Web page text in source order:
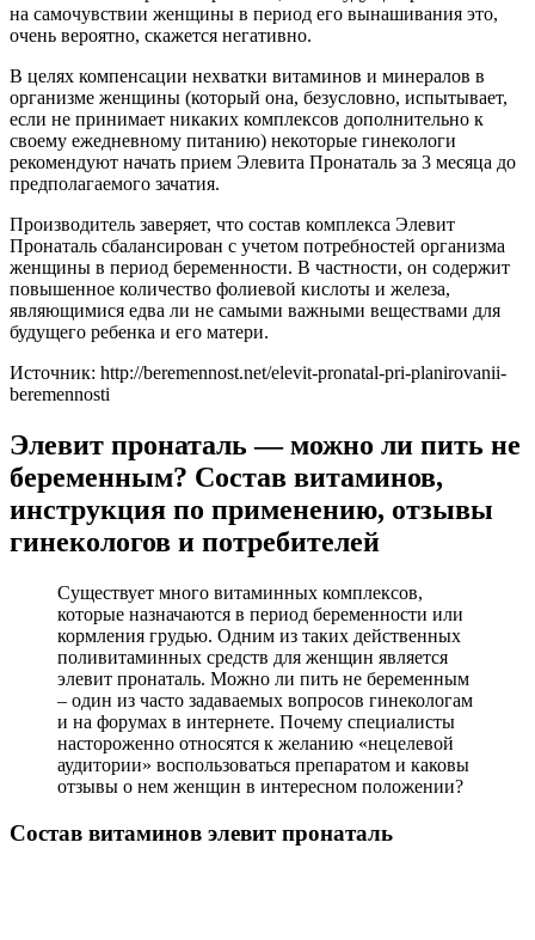
на самочувствии женщины в период его вынашивания это,
очень вероятно, скажется негативно.
В целях компенсации нехватки витаминов и минералов в
организме женщины (который она, безусловно, испытывает,
если не принимает никаких комплексов дополнительно к
своему ежедневному питанию) некоторые гинекологи
рекомендуют начать прием Элевита Пронаталь за 3 месяца до
предполагаемого зачатия.
Производитель заверяет, что состав комплекса Элевит
Пронаталь сбалансирован с учетом потребностей организма
женщины в период беременности. В частности, он содержит
повышенное количество фолиевой кислоты и железа,
являющимися едва ли не самыми важными веществами для
будущего ребенка и его матери.
Источник: http://beremennost.net/elevit-pronatal-pri-planirovanii-
beremennosti
Элевит пронаталь — можно ли пить не
беременным? Состав витаминов,
инструкция по применению, отзывы
гинекологов и потребителей
Существует много витаминных комплексов,
которые назначаются в период беременности или
кормления грудью. Одним из таких действенных
поливитаминных средств для женщин является
элевит пронаталь. Можно ли пить не беременным
– один из часто задаваемых вопросов гинекологам
и на форумах в интернете. Почему специалисты
настороженно относятся к желанию «нецелевой
аудитории» воспользоваться препаратом и каковы
отзывы о нем женщин в интересном положении?
Состав витаминов элевит пронаталь